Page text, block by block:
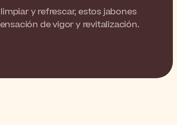
y refrescar, estos jabones
de vigor y revitalización.